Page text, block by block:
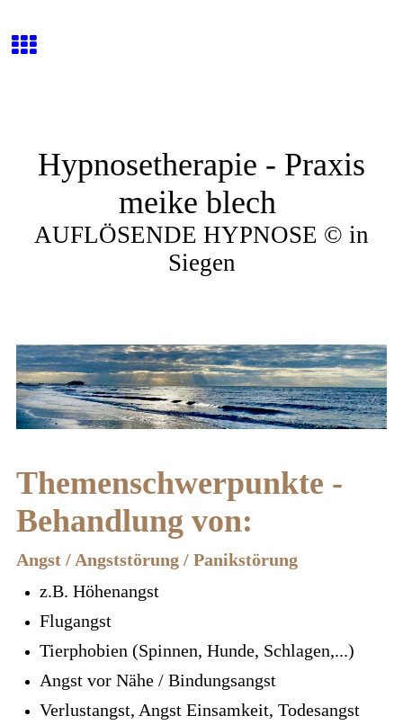
Hypnosetherapie - Praxis
meike blech
AUFLÖSENDE HYPNOSE © in
Siegen
Themenschwerpunkte -
Behandlung von:
Angst / Angststörung / Panikstörung
z.B. Höhenangst
Flugangst
Tierphobien (Spinnen, Hunde, Schlagen,...)
Angst vor Nähe / Bindungsangst
Verlustangst, Angst Einsamkeit, Todesangst